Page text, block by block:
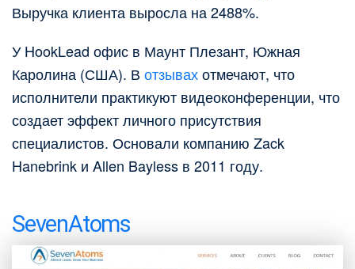
Выручка клиента выросла на 2488%.
У HookLead офис в Маунт Плезант, Южная
Каролина (США). В отзывахотмечают, что
исполнители практикуют видеоконференции, что
создает эффект личного присутствия
специалистов. Основали компанию Zack
Hanebrink и Allen Bayless в 2011 году.
SevenAtoms